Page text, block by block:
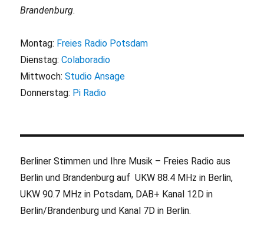
Brandenburg.
Montag: Freies Radio Potsdam
Dienstag:Colaboradio
Mittwoch:Studio Ansage
Donnerstag: Pi Radio
Berliner Stimmen und Ihre Musik – Freies Radio aus
Berlin und Brandenburg auf UKW 88.4 MHz in Berlin,
UKW 90.7 MHz in Potsdam, DAB+ Kanal 12D in
Berlin/Brandenburg und Kanal 7D in Berlin.